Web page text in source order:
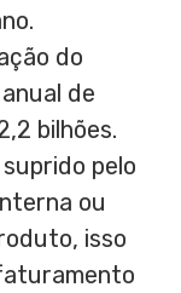
do
de
bilhões.
pelo
ou
isso